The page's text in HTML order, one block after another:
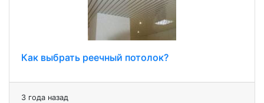
Как выбрать реечный потолок?
3 года назад